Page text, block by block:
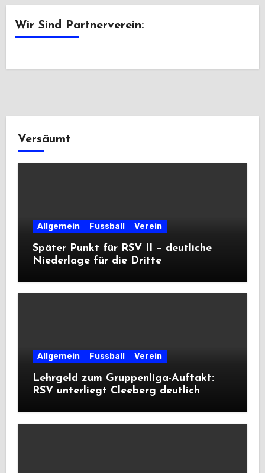
Wir Sind Partnerverein:
Versäumt
Allgemein Fussball Verein
Später Punkt für RSV II – deutliche
Niederlage für die Dritte
Allgemein Fussball Verein
Lehrgeld zum Gruppenliga-Auftakt:
RSV unterliegt Cleeberg deutlich